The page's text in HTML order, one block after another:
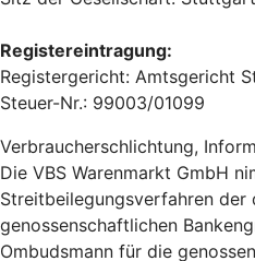
Registereintragung:
Registergericht: Amtsgericht
Steuer-Nr.: 99003/01099
Verbraucherschlichtung,
Die VBS Warenmarkt GmbH
Streitbeilegungsverfahren der
genossenschaftlichen
Ombudsmann für die